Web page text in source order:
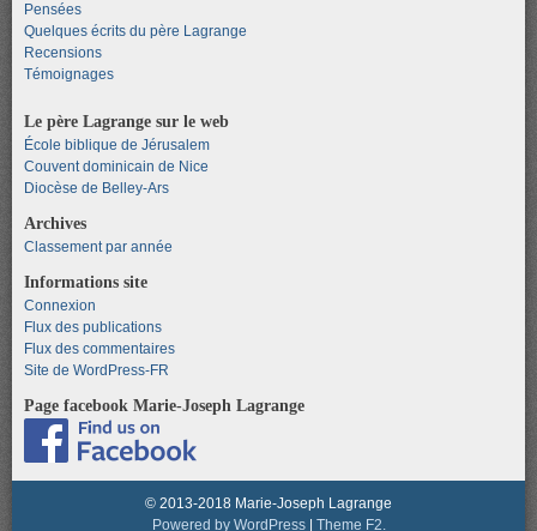
Pensées
Quelques écrits du père Lagrange
Recensions
Témoignages
Le père Lagrange sur le web
École biblique de Jérusalem
Couvent dominicain de Nice
Diocèse de Belley-Ars
Archives
Classement par année
Informations site
Connexion
Flux des publications
Flux des commentaires
Site de WordPress-FR
Page facebook Marie-Joseph Lagrange
© 2013-2018 Marie-Joseph Lagrange
Powered by WordPress
Theme F2.